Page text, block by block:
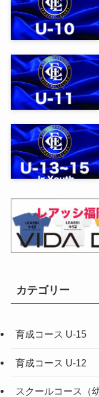
カテゴリー
育成コース U-15
育成コース U-12
スクールコース（